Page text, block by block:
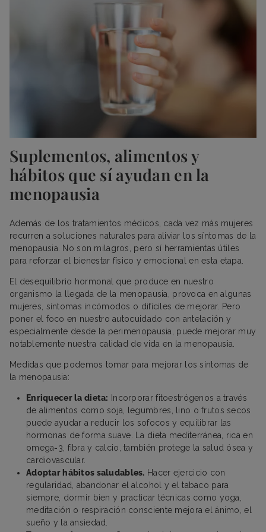
Suplementos, alimentos y
hábitos que sí ayudan en la
menopausia
Además de los tratamientos médicos, cada vez más mujeres
recurren a soluciones naturales para aliviar los síntomas de la
menopausia. No son milagros, pero sí herramientas útiles
para reforzar el bienestar físico y emocional en esta etapa.
El desequilibrio hormonal que produce en nuestro
organismo la llegada de la menopausia, provoca en algunas
mujeres, síntomas incómodos o difíciles de mejorar. Pero
poner el foco en nuestro autocuidado con antelación y
especialmente desde la perimenopausia, puede mejorar muy
notablemente nuestra calidad de vida en la menopausia.
Medidas que podemos tomar para mejorar los síntomas de
la menopausia:
Enriquecer la dieta: Incorporar fitoestrógenos a través
de alimentos como soja, legumbres, lino o frutos secos
puede ayudar a reducir los sofocos y equilibrar las
hormonas de forma suave. La dieta mediterránea, rica en
omega‑3, fibra y calcio, también protege la salud ósea y
cardiovascular.
Adoptar hábitos saludables. Hacer ejercicio con
regularidad, abandonar el alcohol y el tabaco para
siempre, dormir bien y practicar técnicas como yoga,
meditación o respiración consciente mejora el ánimo, el
sueño y la ansiedad.